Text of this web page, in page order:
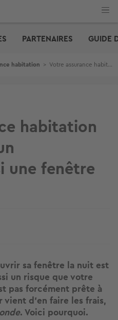
PARTENAIRES GUIDE
habitation > Votre assurance habitation couvre-t-elle un cambriolage si une fenêtre est ouverte ?
habitation
une fenêtre
sa fenêtre la nuit est
un risque que votre
pas forcément prête à
vient d'en faire les frais,
. Voici pourquoi.